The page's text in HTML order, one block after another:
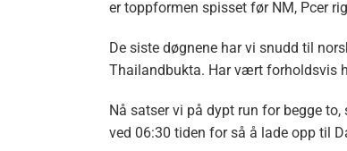
er toppformen spisset før NM, Pcer
De siste døgnene har vi snudd til
Thailandbukta. Har vært forholdsvis
Nå satser vi på dypt run for begge
ved 06:30 tiden for så å lade opp til